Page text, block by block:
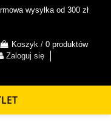
wysyłka od 300 zł
Koszyk / 0 produktów
Zaloguj się